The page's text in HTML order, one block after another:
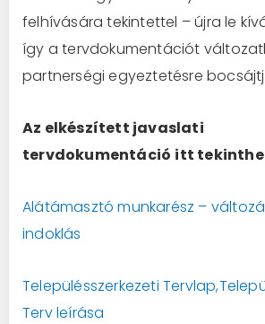
felhívására tekintettel – újra le
így a tervdokumentációt
partnerségi egyeztetésre
Az elkészített javaslati
tervdokumentáció itt
Alátámasztó munkarész –
indoklás
Településszerkezeti Tervlap,
Terv leírása